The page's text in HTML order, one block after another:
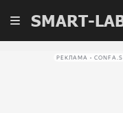
SMART-
РЕКЛАМА •